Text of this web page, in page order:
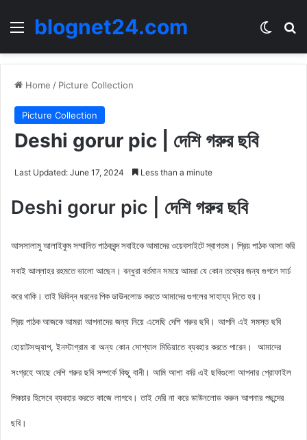
Menublognet24.com
Home / Picture Collection
Picture Collection
Deshi gorur pic | দেশি গরুর ছবি
Last Updated: June 17, 2024 Less than a minute
Deshi gorur pic | দেশি গরুর ছবি
আসসালামু আলাইকুম সম্মানিত পাঠকবৃন্দ সবাইকে আমাদের ওয়েবসাইটে স্বাগতম। প্রিয় পাঠক আসা করি
সবাই আল্লাহর রহমতে ভালো আছেন। বন্ধুরা বর্তমান সময়ে আমরা যে কোন তথ্যের জন্য গুগলে সার্চ
করে থাকি। তাই ভিবিন্ন ধরনের পিক ডাউনলোড করতে আমাদের গুগলের সাহায্য নিতে হয়।
প্রিয় পাঠক আজকেআমরা আপনাদের জন্য নিয়ে এসেছি দেশি গরুর ছবি। আপনি এই সমস্ত ছবি
হোয়াটসঅ্যাপ, ইনস্টাগ্রাম বা অন্য কোন সোশ্যাল মিডিয়াতে ব্যবহার করতে পারেন। আমাদের
সংগ্রহে আছে দেশি গরুর ছবি সম্পর্কে কিছু বানী। আমি আশা করি এই ছবিগুলো আপনার প্রোফাইল
পিকচার হিসেবে ব্যবহার করতে কাজে লাগবে। তাই দেরি না করে ডাউনলোড করুন আপনার পছন্দের
ছবি।